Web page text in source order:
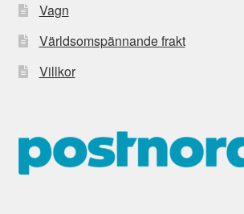
Vagn
Världsomspännande frakt
Villkor